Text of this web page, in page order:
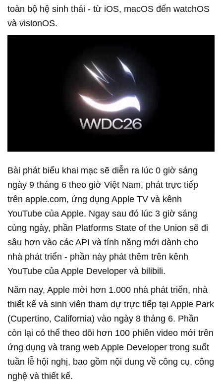
toàn bộ hệ sinh thái - từ iOS, macOS đến watchOS
và visionOS.
Bài phát biểu khai mạc sẽ diễn ra lúc 0 giờ sáng
ngày 9 tháng 6 theo giờ Việt Nam, phát trực tiếp
trên apple.com, ứng dụng Apple TV và kênh
YouTube của Apple. Ngay sau đó lúc 3 giờ sáng
cùng ngày, phần Platforms State of the Union sẽ đi
sâu hơn vào các API và tính năng mới dành cho
nhà phát triển - phần này phát thêm trên kênh
YouTube của Apple Developer và bilibili.
Năm nay, Apple mời hơn 1.000 nhà phát triển, nhà
thiết kế và sinh viên tham dự trực tiếp tại Apple Park
(Cupertino, California) vào ngày 8 tháng 6. Phần
còn lại có thể theo dõi hơn 100 phiên video mới trên
ứng dụng và trang web Apple Developer trong suốt
tuần lễ hội nghị, bao gồm nội dung về công cụ, công
nghệ và thiết kế.